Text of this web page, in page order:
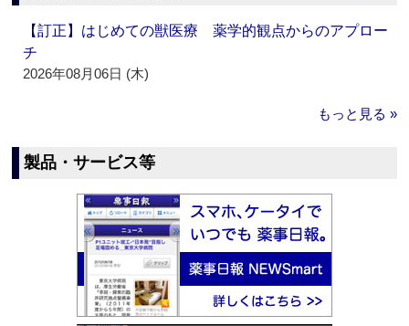
【訂正】はじめての獣医療 薬学的観点からのアプロー
チ
2026年08月06日 (木)
もっと見る »
製品・サービス等